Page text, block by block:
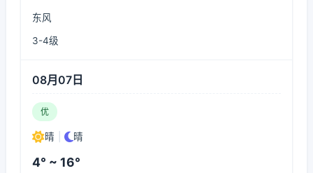
东风
3-4级
08月07日
优
晴 晴
4° ~ 16°